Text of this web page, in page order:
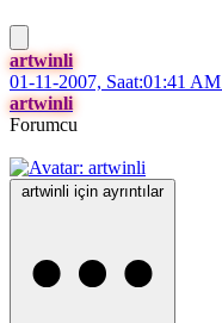
artwinli
01-11-2007, Saat:01:41 AM
artwinli
Forumcu
artwinli için ayrıntılar